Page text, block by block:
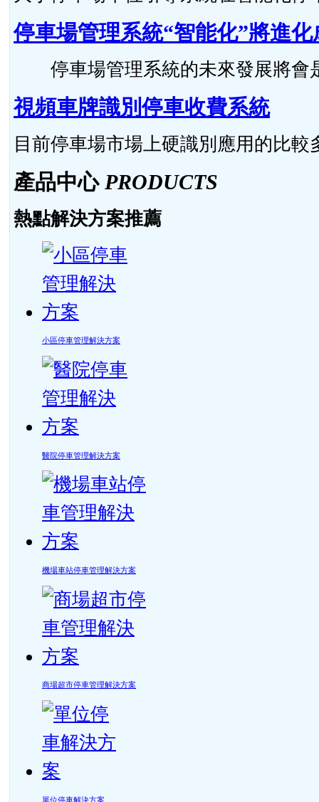
停車場管理系統“智能化”將進
停車場管理系統的未來發展將會是
視頻車牌識別停車收費系統
目前停車場市場上硬識別應用的比
產品中心 PRODUCTS
熱點解決方案推薦
小區停車管理解決方案
醫院停車管理解決方案
機場車站停車管理解決方案
商場超市停車管理解決方案
單位停車解決方案